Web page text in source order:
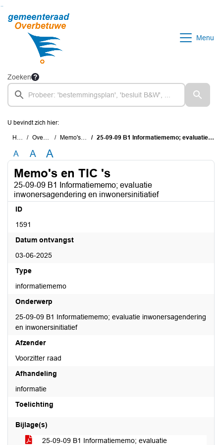
Menu
Zoeken
U bevindt zich hier:
Home Overzichten Memo's en TIC 's 25-09-09 B1 Informatiememo; evaluatie inwonersagendering en inwonersinitiatief
A A A
Memo's en TIC 's
25-09-09 B1 Informatiememo; evaluatie
inwonersagendering en inwonersinitiatief
ID
1591
Datum ontvangst
03-06-2025
Type
informatiememo
Onderwerp
25-09-09 B1 Informatiememo; evaluatie inwonersagendering
en inwonersinitiatief
Afzender
Voorzitter raad
Afhandeling
informatie
Toelichting
Bijlage(s)
25-09-09 B1 Informatiememo; evaluatie